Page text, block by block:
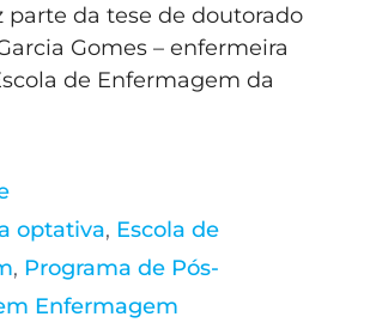
parte da tese de doutorado
Gomes – enfermeira
de Enfermagem da
optativa, Escola de
, Programa de Pós-
Enfermagem